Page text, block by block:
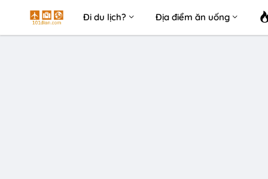
Đi du lịch? Địa điểm ăn uống